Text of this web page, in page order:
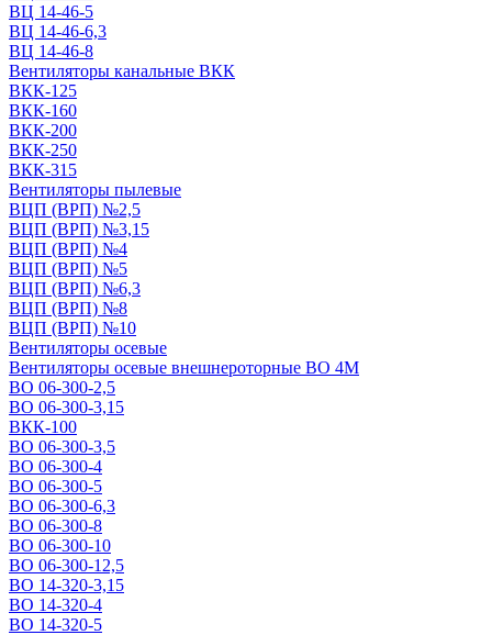
ВЦ 14-46-5
ВЦ 14-46-6,3
ВЦ 14-46-8
Вентиляторы канальные ВКК
ВКК-125
ВКК-160
ВКК-200
ВКК-250
ВКК-315
Вентиляторы пылевые
ВЦП (ВРП) №2,5
ВЦП (ВРП) №3,15
ВЦП (ВРП) №4
ВЦП (ВРП) №5
ВЦП (ВРП) №6,3
ВЦП (ВРП) №8
ВЦП (ВРП) №10
Вентиляторы осевые
Вентиляторы осевые внешнероторные ВО 4М
ВО 06-300-2,5
ВО 06-300-3,15
ВКК-100
ВО 06-300-3,5
ВО 06-300-4
ВО 06-300-5
ВО 06-300-6,3
ВО 06-300-8
ВО 06-300-10
ВО 06-300-12,5
ВО 14-320-3,15
ВО 14-320-4
ВО 14-320-5